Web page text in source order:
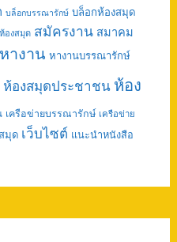
บล็อกบรรณารักษ์ บล็อกห้องสมุด
องสมุด สมัครงาน สมาคม
หางาน หางานบรรณารักษ์
ห้องสมุดประชาชน ห้อง
เครือข่ายบรรณารักษ์ เครือข่าย
มุด เว็บไซต์ แนะนำหนังสือ